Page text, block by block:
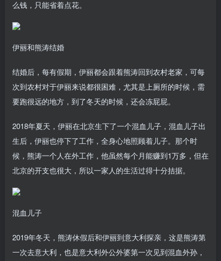
么钱，只能省着点花。
伊丽和熊涛结婚
结婚后，每有假期，伊丽都会跟着熊涛回到农村老家，可每
次到农村对于伊丽来说都很困难，尤其是上厕所的时候，需
要跑很远的地方，到了冬天的时候，还会冻屁屁。
2018年夏天，伊丽在北京生下了一个混血儿子，混血儿子出
生后，伊丽也停下了工作，全身心地照顾着儿子。那个时
候，熊涛一个人在外工作，他虽然每个月能赚到1万多，但在
北京的开支也很大，所以一家人的生活过得十分拮据。
混血儿子
2019年冬天，熊涛休假后和伊丽到意大利探亲，这是熊涛第
一次去意大利，也是意大利外公外婆第一次见到混血外孙，